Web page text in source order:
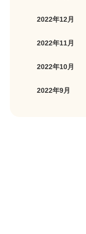
2022年12月
2022年11月
2022年10月
2022年9月